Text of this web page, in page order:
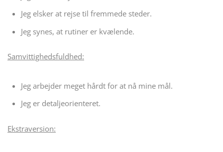
Jeg elsker at rejse til fremmede steder.
Jeg synes, at rutiner er kvælende.
Samvittighedsfuldhed:
Jeg arbejder meget hårdt for at nå mine mål.
Jeg er detaljeorienteret.
Ekstraversion: